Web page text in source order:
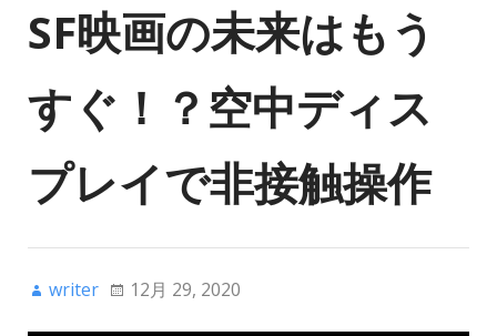
SF映画の未来はもう
すぐ！？空中ディス
プレイで非接触操作
writer 12月 29, 2020